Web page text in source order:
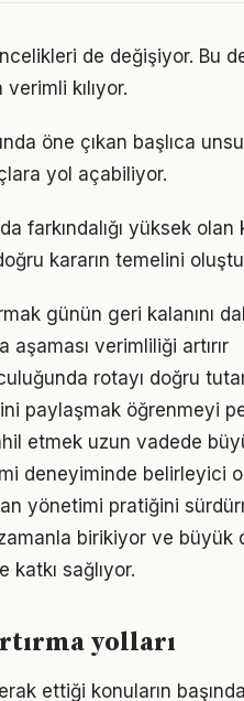
de değişiyor. Bu
kılıyor.
öne çıkan başlıca
yol açabiliyor.
farkındalığı yüksek
kararın temelini
günün geri kalanını
verimliliği artırır
rotayı doğru
paylaşmak öğrenmeyi
etmek uzun vadede
deneyiminde belirleyici
yönetimi pratiğini
birikiyor ve büyük
katkı sağlıyor.
yolları
ettiği konuların